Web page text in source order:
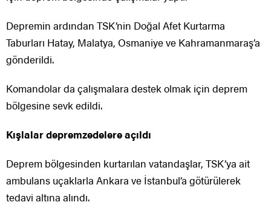
Depremin ardından TSK’nin Doğal Afet Kurtarma
Taburları Hatay, Malatya, Osmaniye ve Kahramanmaraş’a
gönderildi.
Komandolar da çalışmalara destek olmak için deprem
bölgesine sevk edildi.
Kışlalar depremzedelere açıldı
Deprem bölgesinden kurtarılan vatandaşlar, TSK’ya ait
ambulans uçaklarla Ankara ve İstanbul’a götürülerek
tedavi altına alındı.